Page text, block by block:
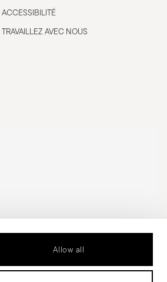
Allow all
ACCESSIBILITÉ
TRAVAILLEZ AVEC NOUS